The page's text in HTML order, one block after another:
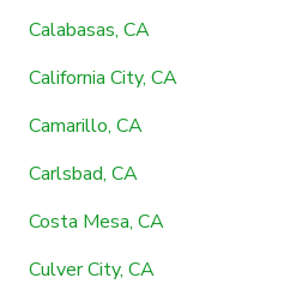
Calabasas, CA
California City, CA
Camarillo, CA
Carlsbad, CA
Costa Mesa, CA
Culver City, CA